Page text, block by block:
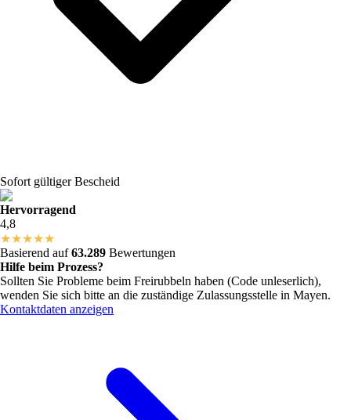
Sofort gültiger Bescheid
Hervorragend
4,8
★★★★★
Basierend auf63.289 Bewertungen
Hilfe beim Prozess?
Sollten Sie Probleme beim Freirubbeln haben (Code unleserlich),
wenden Sie sich bitte an die zuständige Zulassungsstelle in Mayen.
Kontaktdaten anzeigen